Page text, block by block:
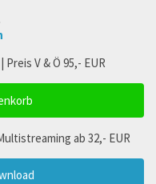
Preis V & Ö 95,- EUR
ab 32,- EUR